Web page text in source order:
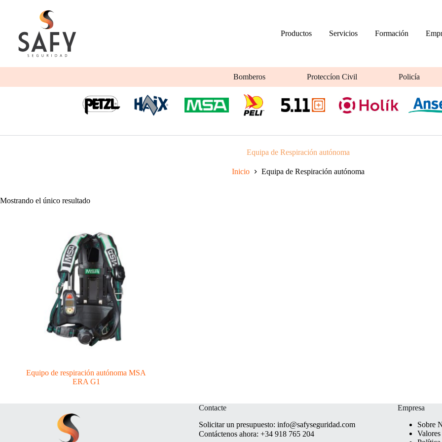
Productos
Servicios Formación
Bomberos Proteccíon Civil Policía
Equipa de Respiración autónoma
Inicio Equipa de Respiración autónoma
Mostrando el único resultado
Equipo de respiración autónoma MSA
ERA G1
Contacte
Solicitar un presupuesto:info@safyseguridad.com
Contáctenos ahora:+34 918 765 204
Empresa
Sobre
Valores